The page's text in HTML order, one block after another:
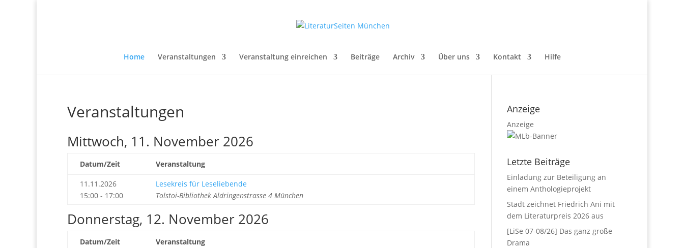
Home Veranstaltungen Veranstaltung einreichen Beiträge Archiv Über uns Kontakt Hilfe
Veranstaltungen
Mittwoch, 11. November 2026
Datum/Zeit Veranstaltung
11.11.2026
15:00 - 17:00
Lesekreis für Leseliebende
Tolstoi-Bibliothek Aldringenstrasse 4 München
Donnerstag, 12. November 2026
Datum/Zeit Veranstaltung
Anzeige
Anzeige
Letzte Beiträge
Einladung zur Beteiligung an
einem Anthologieprojekt
Stadt zeichnet Friedrich Ani mit
dem Literaturpreis 2026 aus
[LiSe 07-08/26] Das ganz große
Drama